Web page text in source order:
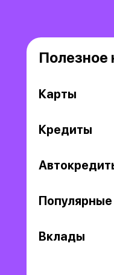
Полезное
Карты
Кредиты
Вклады